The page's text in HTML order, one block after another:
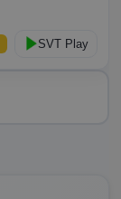
SVT Play